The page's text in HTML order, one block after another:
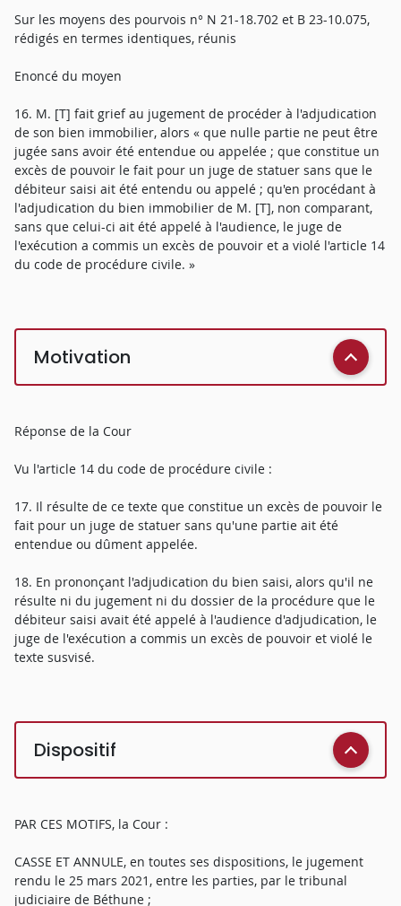
Sur les moyens des pourvois n° N 21-18.702 et B 23-10.075,
rédigés en termes identiques, réunis
Enoncé du moyen
16. M. [T] fait grief au jugement de procéder à l'adjudication
de son bien immobilier, alors « que nulle partie ne peut être
jugée sans avoir été entendue ou appelée ; que constitue un
excès de pouvoir le fait pour un juge de statuer sans que le
débiteur saisi ait été entendu ou appelé ; qu'en procédant à
l'adjudication du bien immobilier de M. [T], non comparant,
sans que celui-ci ait été appelé à l'audience, le juge de
l'exécution a commis un excès de pouvoir et a violé l'article 14
du code de procédure civile. »
Motivation
Réponse de la Cour
Vu l'article 14 du code de procédure civile :
17. Il résulte de ce texte que constitue un excès de pouvoir le
fait pour un juge de statuer sans qu'une partie ait été
entendue ou dûment appelée.
18. En prononçant l'adjudication du bien saisi, alors qu'il ne
résulte ni du jugement ni du dossier de la procédure que le
débiteur saisi avait été appelé à l'audience d'adjudication, le
juge de l'exécution a commis un excès de pouvoir et violé le
texte susvisé.
Dispositif
PAR CES MOTIFS, la Cour :
CASSE ET ANNULE, en toutes ses dispositions, le jugement
rendu le 25 mars 2021, entre les parties, par le tribunal
judiciaire de Béthune ;